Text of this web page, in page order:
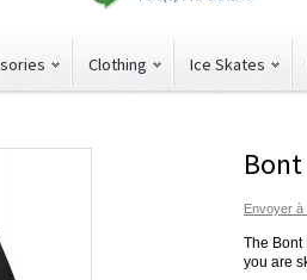
Clothing Ice Skates
Envoyer à
The Bont
you are